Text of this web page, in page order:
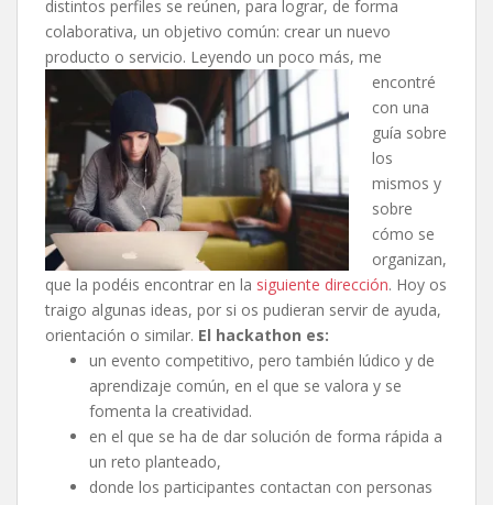
distintos perfiles se reúnen, para lograr, de forma
colaborativa, un objetivo común: crear un nuevo
producto o servicio. Leyendo un poco más, me
encontré
con una
guía sobre
los
mismos y
sobre
cómo se
organizan,
que la podéis encontrar en la siguiente dirección. Hoy os
traigo algunas ideas, por si os pudieran servir de ayuda,
orientación o similar. El hackathon es:
un evento competitivo, pero también lúdico y de
aprendizaje común, en el que se valora y se
fomenta la creatividad.
en el que se ha de dar solución de forma rápida a
un reto planteado,
donde los participantes contactan con personas